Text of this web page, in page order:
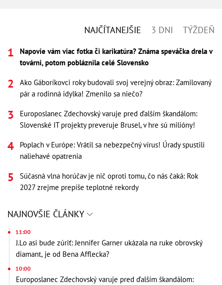
NAJČÍTANEJŠIE 3 DNI TÝŽDEŇ
Napovie vám viac fotka či karikatúra? Známa speváčka drela v
továrni, potom pobláznila celé Slovensko
Ako Gáboríkovci roky budovali svoj verejný obraz: Zamilovaný
pár a rodinná idylka! Zmenilo sa niečo?
Europoslanec Zdechovský varuje pred ďalším škandálom:
Slovenské IT projekty preveruje Brusel, v hre sú milióny!
Poplach v Európe: Vrátil sa nebezpečný vírus! Úrady spustili
naliehavé opatrenia
Súčasná vlna horúčav je nič oproti tomu, čo nás čaká: Rok
2027 zrejme prepíše teplotné rekordy
NAJNOVŠIE ČLÁNKY
11:00
J.Lo asi bude zúriť: Jennifer Garner ukázala na ruke obrovský
diamant, je od Bena Afflecka?
10:00
Europoslanec Zdechovský varuje pred ďalším škandálom: